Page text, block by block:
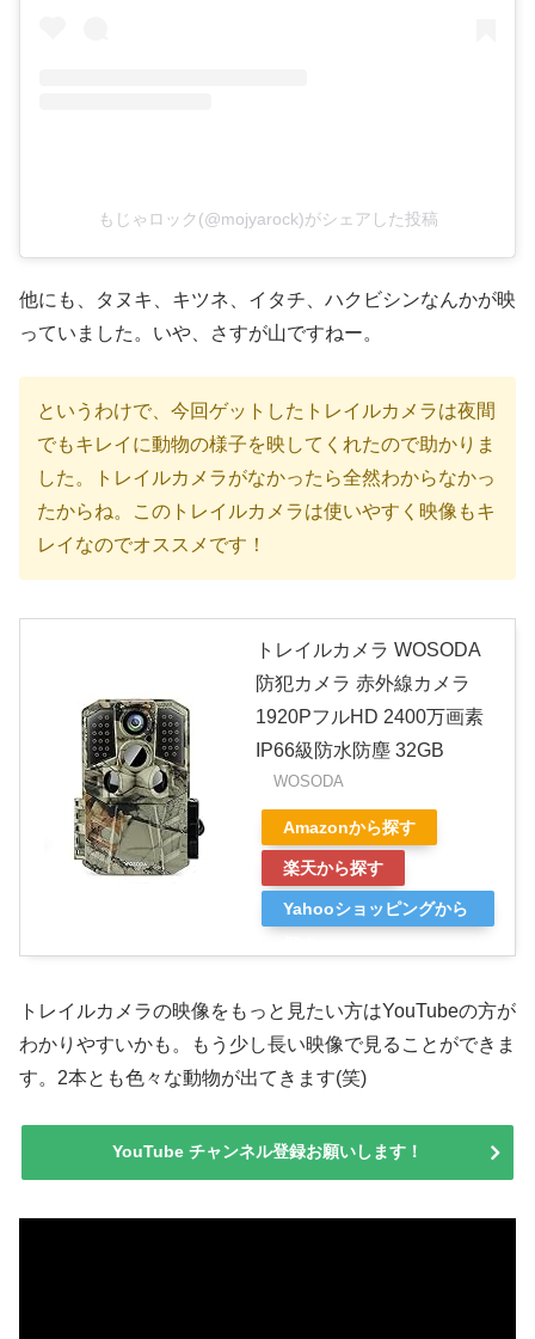
もじゃロック(@mojyarock)がシェアした投稿
他にも、タヌキ、キツネ、イタチ、ハクビシンなんかが映
っていました。いや、さすが山ですねー。
というわけで、今回ゲットしたトレイルカメラは夜間
でもキレイに動物の様子を映してくれたので助かりま
した。トレイルカメラがなかったら全然わからなかっ
たからね。このトレイルカメラは使いやすく映像もキ
レイなのでオススメです！
トレイルカメラ WOSODA
防犯カメラ 赤外線カメラ
1920PフルHD 2400万画素
IP66級防水防塵 32GB
WOSODA
Amazonから探す
楽天から探す
Yahooショッピングから
トレイルカメラの映像をもっと見たい方はYouTubeの方が
わかりやすいかも。もう少し長い映像で見ることができま
す。2本とも色々な動物が出てきます(笑)
YouTube チャンネル登録お願いします！